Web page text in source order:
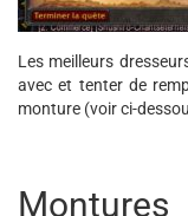
Les meilleurs
avec et tenter de
monture (voir ci-
Montures